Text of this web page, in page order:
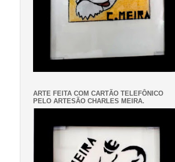
ARTE FEITA COM CARTÃO TELEFÔNICO
PELO ARTESÃO CHARLES MEIRA.